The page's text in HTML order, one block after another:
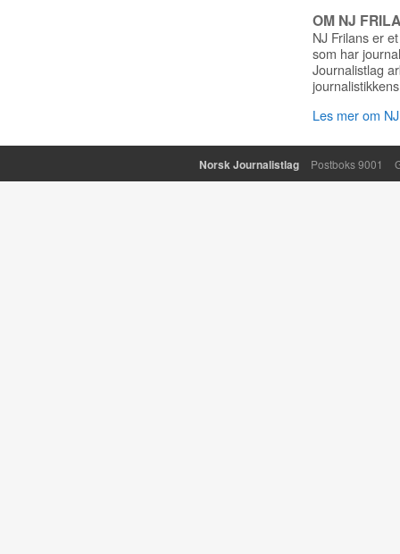
OM NJ
NJ Frilans er
som har
Journalistlag
Les mer om
Norsk Journalistlag Postboks 9001